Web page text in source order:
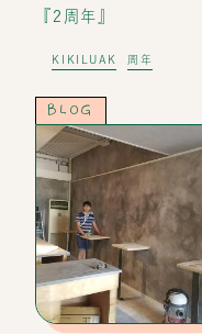
『2周年』
KIKILUAK 周年
BLOG